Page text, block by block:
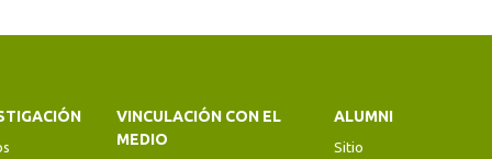
VINCULACIÓN CON EL
MEDIO
ALUMNI
Sitio